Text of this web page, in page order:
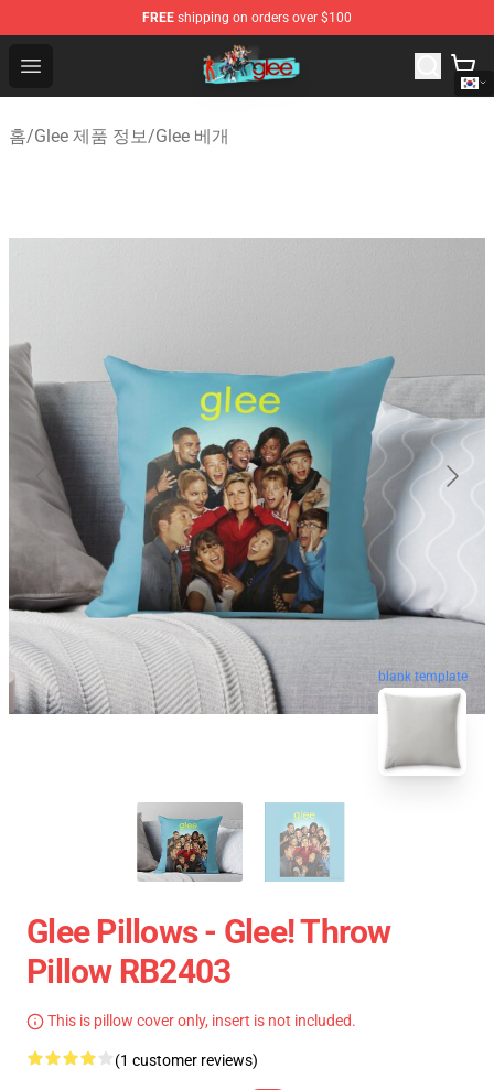
FREE shipping on orders over $100
Open menu
Glee Store - Official Glee Merchandise Shop
홈/Glee 제품 정보/Glee 베개
blank template
Glee Pillows - Glee! Throw
Pillow RB2403
This is pillow cover only, insert is not included.
(1 customer reviews)